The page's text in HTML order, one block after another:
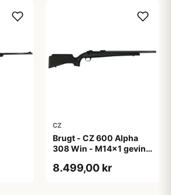
CZ
Brugt - CZ 600 Alpha
308 Win - M14x1 gevind
8.499,00 kr